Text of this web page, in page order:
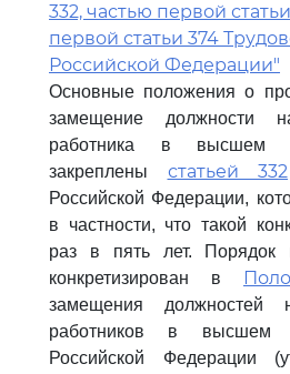
332, частью первой
первой статьи 374
Российской Федерации"
Основные положения о
замещение должности
работника в высшем
закреплены статьей 332
Российской Федерации,
в частности, что такой
раз в пять лет. Порядок
конкретизирован в
замещения должностей
работников в высшем
Российской Федерации